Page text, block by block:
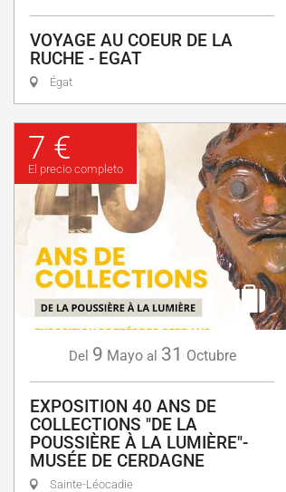
VOYAGE AU COEUR DE LA
RUCHE - EGAT
Égat
7 €
El precio completo
Del 9 Mayo al 31 Octubre
EXPOSITION 40 ANS DE
COLLECTIONS "DE LA
POUSSIÈRE À LA LUMIÈRE"-
MUSÉE DE CERDAGNE
Sainte-Léocadie